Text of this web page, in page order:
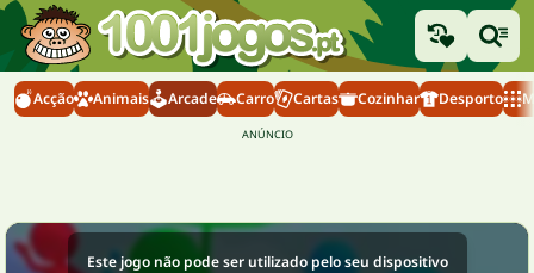
Acção Animais Arcade Carro Cartas Cozinhar Desporto
Este jogo não pode ser utilizado pelo seu dispositivo